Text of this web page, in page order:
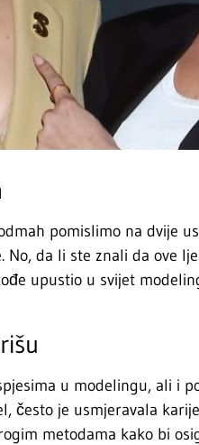
pomislimo na dvije
da li ste znali da ove
upustio u svijet
u modelingu, ali i
često je usmjeravala
metodama kako bi